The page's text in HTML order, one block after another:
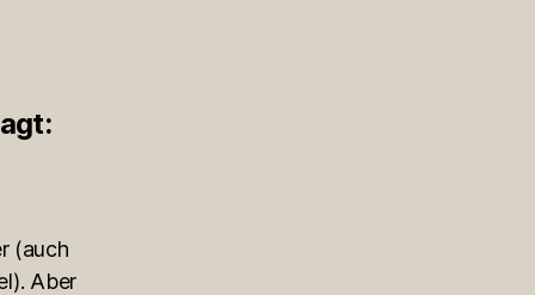
(auch
Aber